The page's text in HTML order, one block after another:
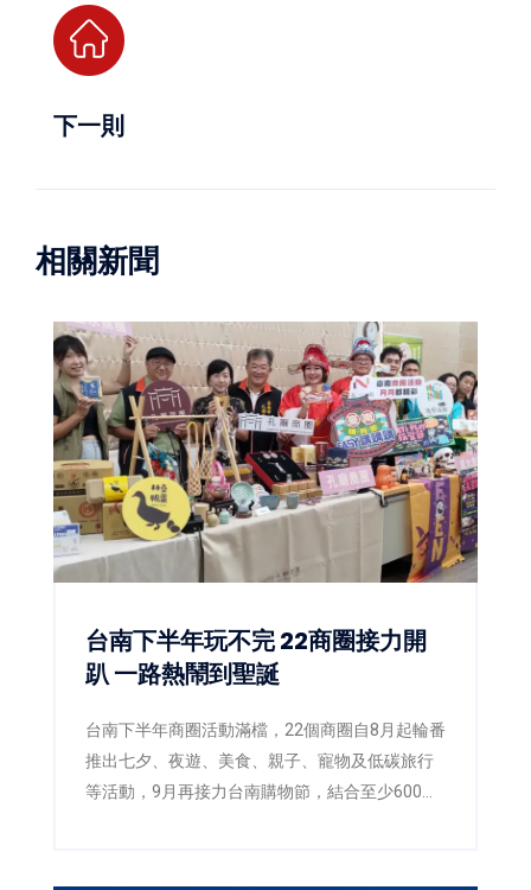
下一則
相關新聞
台南下半年玩不完 22商圈接力開
趴 一路熱鬧到聖誕
台南下半年商圈活動滿檔，22個商圈自8月起輪番
推出七夕、夜遊、美食、親子、寵物及低碳旅行
等活動，9月再接力台南購物節，結合至少600萬